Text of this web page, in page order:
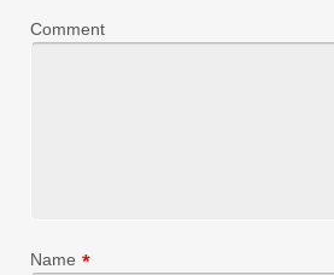
Comment
Name *